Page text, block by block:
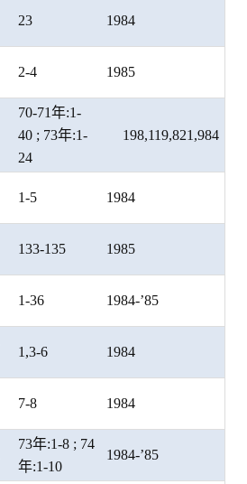
23 1984
2-4 1985
70-71年:1-
40 ; 73年:1-
24
198,119,821,984
1-5 1984
133-135 1985
1-36 1984-’85
1,3-6 1984
7-8 1984
73年:1-8 ; 74
年:1-10
1984-’85